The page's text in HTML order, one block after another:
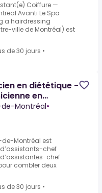
Coiffure —
Le Spa
a hairdressing
ville de Montréal) est
de 30 jours •
en diététique -
en
de-Montréal•
de-Montréal est
chef
chef
combler deux
de 30 jours •